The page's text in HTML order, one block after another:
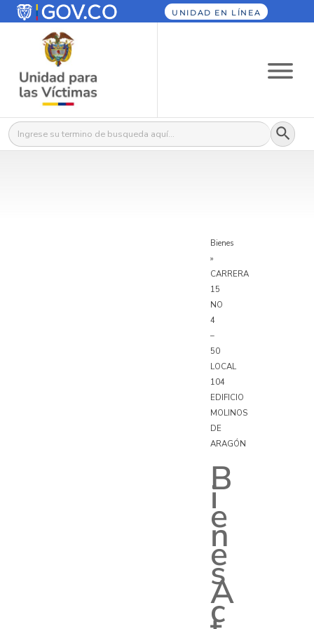
UNIDAD EN LÍNEA
Buscar: Botón
Bienes
»
CARRERA
15
NO
4
–
50
LOCAL
104
EDIFICIO
MOLINOS
DE
ARAGÓN
B
i
e
n
e
s
A
c